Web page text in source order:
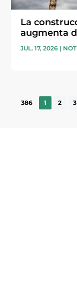
La
augmenta
JUL. 17, 2026 |
386
1 2 3